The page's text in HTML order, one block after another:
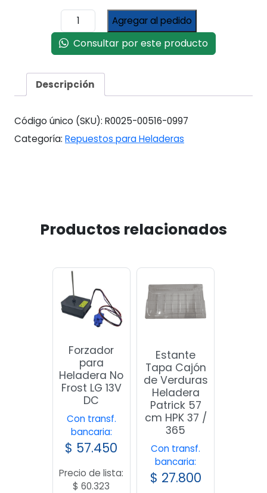
Turbina
Tangencial
180
Mm.
1
cantidad
Agregar al pedido
Consultar por este producto
Descripción
Código único (SKU): R0025-00516-0997
Categoría: Repuestos para Heladeras
Productos relacionados
Forzador
para
Heladera No
Frost LG 13V
DC
Con transf.
bancaria:
$ 57.450
Precio de lista:
$ 60.323
Estante
Tapa Cajón
de Verduras
Heladera
Patrick 57
cm HPK 37 /
365
Con transf.
bancaria:
$ 27.800